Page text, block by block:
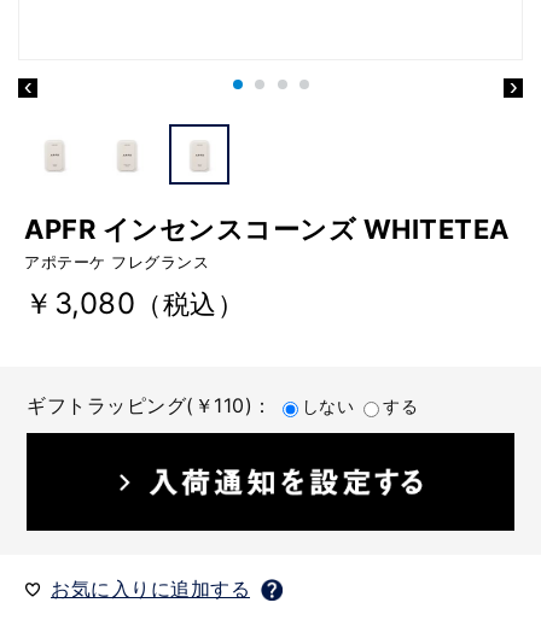
APFR インセンスコーンズ WHITETEA
アポテーケ フレグランス
￥3,080 （税込）
ギフトラッピング(￥110)： しない する
お気に入りに追加する